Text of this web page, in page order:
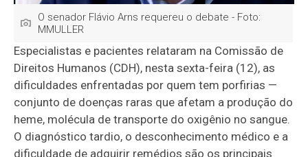
O senador Flávio Arns requereu o debate - Foto:
MMULLER
Especialistas e pacientes relataram na Comissão de
Direitos Humanos (CDH), nesta sexta-feira (12), as
dificuldades enfrentadas por quem tem porfirias —
conjunto de doenças raras que afetam a produção do
heme, molécula de transporte do oxigênio no sangue.
O diagnóstico tardio, o desconhecimento médico e a
dificuldade de adquirir remédios são os principais